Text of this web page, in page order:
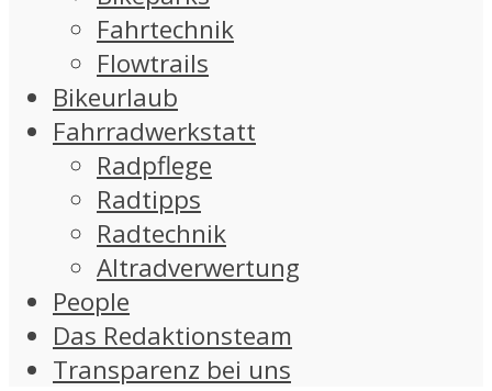
Fahrtechnik
Flowtrails
Bikeurlaub
Fahrradwerkstatt
Radpflege
Radtipps
Radtechnik
Altradverwertung
People
Das Redaktionsteam
Transparenz bei uns